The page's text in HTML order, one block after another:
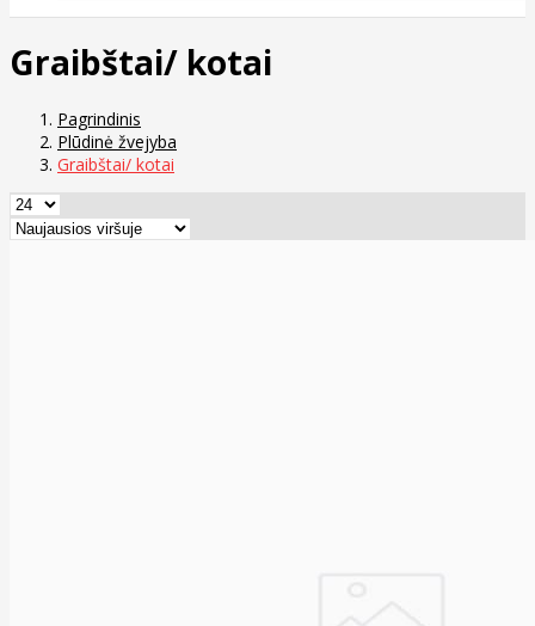
Graibštai/ kotai
Pagrindinis
Plūdinė žvejyba
Graibštai/ kotai